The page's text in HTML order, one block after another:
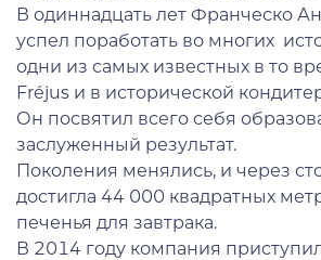
В одиннадцать лет Франческо
успел поработать во многих
одни из самых известных в то
Fréjus и в исторической
Он посвятил всего себя
заслуженный результат.
Поколения менялись, и через
достигла 44 000 квадратных
печенья для завтрака.
В 2014 году компания